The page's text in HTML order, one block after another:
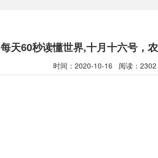
每天60秒读懂世界,十月十六号，
时间：2020-10-16 阅读：2302